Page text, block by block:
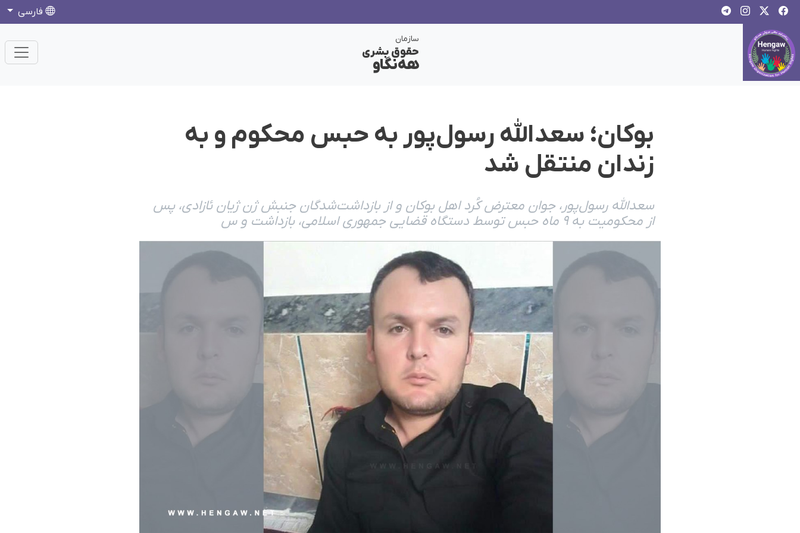
فارسی
سازمان
حقوق بشری
هەنگاو
بوکان؛ سعدالله رسول‌پور به حبس محکوم و به
زندان منتقل شد
سعدالله رسول‌پور، جوان معترض کُرد اهل بوکان و از بازداشت‌شدگان جنبش ژن ژیان ئازادی، پس
از محکومیت به ٩ ماه حبس توسط دستگاه قضایی جمهوری اسلامی، بازداشت و س